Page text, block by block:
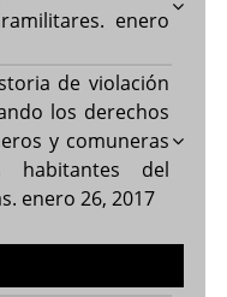
enero
de violación
los derechos
y comuneras
habitantes del
enero 26, 2017